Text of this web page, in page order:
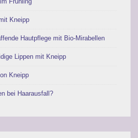
Kneipp
Hautpflege mit Bio-Mirabellen
Lippen mit Kneipp
Kneipp
bei Haarausfall?